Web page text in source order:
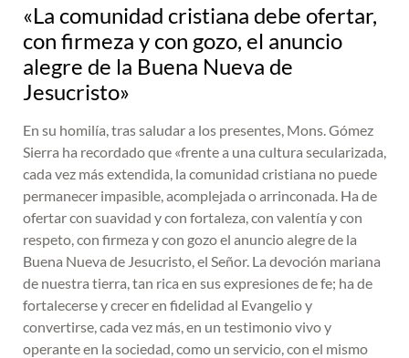
«La comunidad cristiana debe ofertar,
con firmeza y con gozo, el anuncio
alegre de la Buena Nueva de
Jesucristo»
En su homilía, tras saludar a los presentes, Mons. Gómez
Sierra ha recordado que «frente a una cultura secularizada,
cada vez más extendida, la comunidad cristiana no puede
permanecer impasible, acomplejada o arrinconada. Ha de
ofertar con suavidad y con fortaleza, con valentía y con
respeto, con firmeza y con gozo el anuncio alegre de la
Buena Nueva de Jesucristo, el Señor. La devoción mariana
de nuestra tierra, tan rica en sus expresiones de fe; ha de
fortalecerse y crecer en fidelidad al Evangelio y
convertirse, cada vez más, en un testimonio vivo y
operante en la sociedad, como un servicio, con el mismo